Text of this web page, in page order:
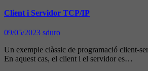
Client i Servidor TCP/IP
09/05/2023 sduro
Un exemple clàssic de programació client-
En aquest cas, el client i el servidor es…